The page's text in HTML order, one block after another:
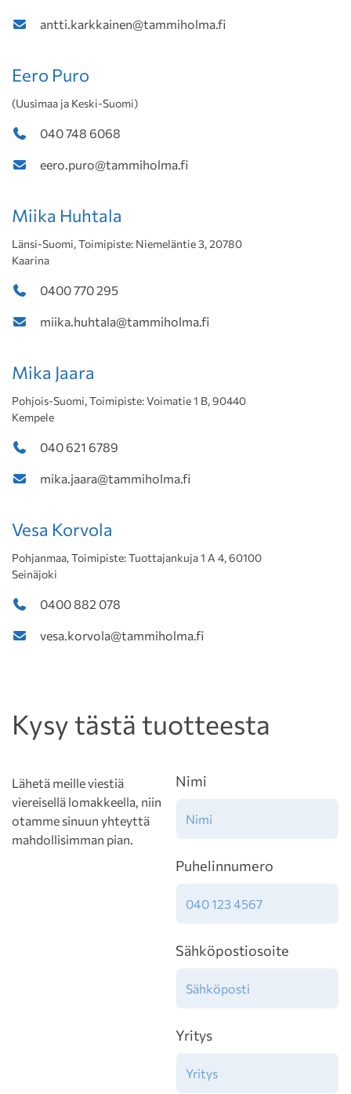
antti.karkkainen@tammiholma.fi
Eero Puro
(Uusimaa ja Keski-Suomi)
040 748 6068
eero.puro@tammiholma.fi
Miika Huhtala
Länsi-Suomi, Toimipiste: Niemeläntie 3, 20780
Kaarina
0400 770 295
miika.huhtala@tammiholma.fi
Mika Jaara
Pohjois-Suomi, Toimipiste: Voimatie 1 B, 90440
Kempele
040 621 6789
mika.jaara@tammiholma.fi
Vesa Korvola
Pohjanmaa, Toimipiste: Tuottajankuja 1 A 4, 60100
Seinäjoki
0400 882 078
vesa.korvola@tammiholma.fi
Kysy tästä tuotteesta
Lähetä meille viestiä
viereisellä lomakkeella, niin
otamme sinuun yhteyttä
mahdollisimman pian.
Nimi
Puhelinnumero
Sähköpostiosoite
Yritys